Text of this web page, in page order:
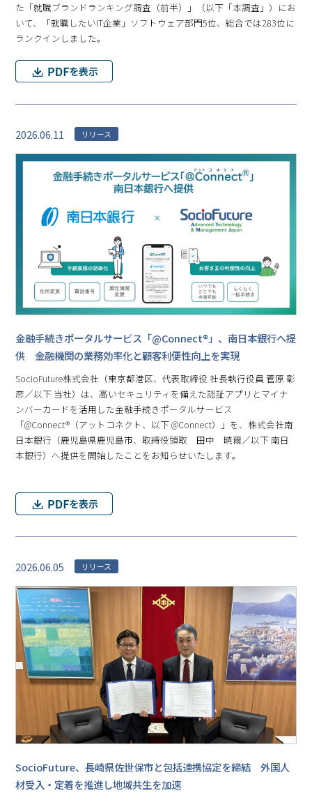
た「就職ブランドランキング調査（前半）」（以下「本調査」）にお
いて、「就職したいIT企業」ソフトウェア部門5位、総合では283位に
ランクインしました。
2026.06.11 リリース
金融手続きポータルサービス「@Connect®」、南日本銀行へ提
供 金融機関の業務効率化と顧客利便性向上を実現
SocioFuture株式会社（東京都港区、代表取締役 社長執行役員 菅原 彰
彦／以下 当社）は、高いセキュリティを備えた認証アプリとマイナ
ンバーカードを活用した金融手続きポータルサービス
「@Connect®（アットコネクト、以下 @Connect）」を、株式会社南
日本銀行（鹿児島県鹿児島市、取締役頭取 田中 暁爾／以下 南日
本銀行）へ提供を開始したことをお知らせいたします。
2026.06.05 リリース
SocioFuture、長崎県佐世保市と包括連携協定を締結 外国人
材受入・定着を推進し地域共生を加速